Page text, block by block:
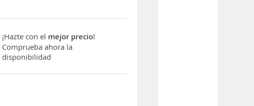
¡Hazte con el mejor precio!
Comprueba ahora la
disponibilidad